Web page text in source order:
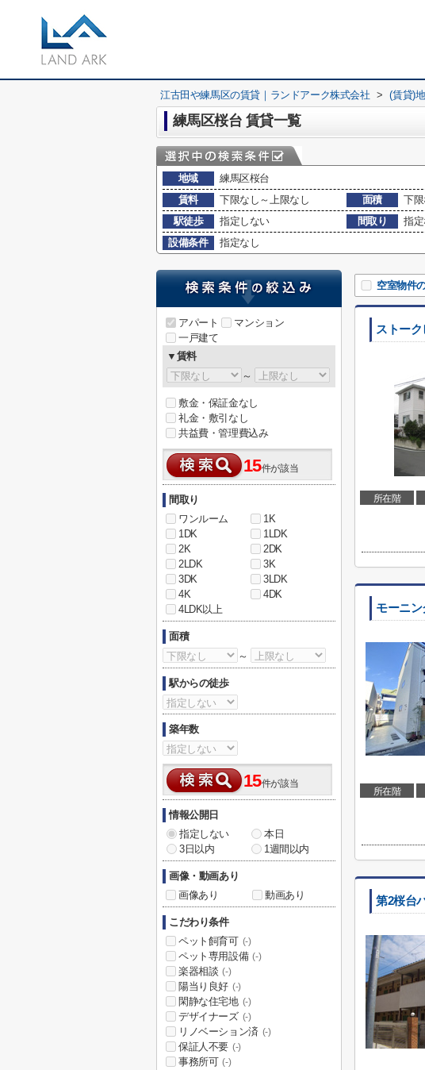
江古田や練馬区の賃貸｜ランドアーク株式会社 > (賃貸)
練馬区桜台 賃貸一覧
地域
練馬区桜台
賃料
下限なし～上限なし 面積 下
駅徒歩
指定しない 間取り
指
設備条件
指定なし
空室物件
ストー
所在階
モーニ
所在階
第2桜台
アパート
マンション
一戸建て
▼賃料
～
敷金・保証金なし
礼金・敷引なし
共益費・管理費込み
15件が該当
間取り
ワンルーム
1K
1DK
1LDK
2K
2DK
2LDK
3K
3DK
3LDK
4K
4DK
4LDK以上
面積
～
駅からの徒歩
築年数
15件が該当
情報公開日
指定しない
本日
3日以内
1週間以内
画像・動画あり
画像あり
動画あり
こだわり条件
ペット飼育可 (-)
ペット専用設備 (-)
楽器相談 (-)
陽当り良好 (-)
閑静な住宅地 (-)
デザイナーズ (-)
リノベーション済 (-)
保証人不要 (-)
事務所可 (-)